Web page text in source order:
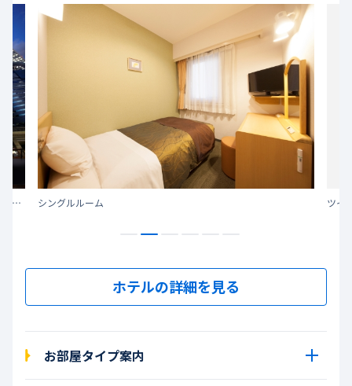
池袋駅東口より徒歩5分。Hareza池袋・アニメイト本店など主要施設へ徒歩圏内。交通至便でビジネスにもレジャーにもおすすめのホテルです。 シングルルーム ツイ
ホテルの詳細を見る
お部屋タイプ案内